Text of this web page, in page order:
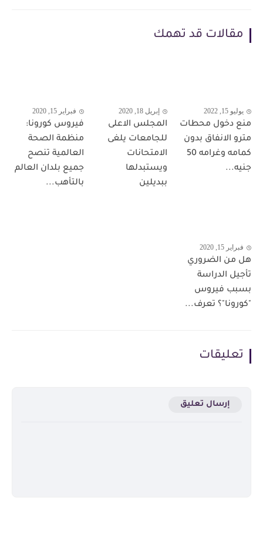
مقالات قد تهمك
يوليو 15, 2022
منع دخول محطات
مترو الانفاق بدون
كمامه وغرامه 50
جنيه...
إبريل 18, 2020
المجلس الاعلى
للجامعات يلغى
الامتحانات
ويستبدلها
ببديلين
فبراير 15, 2020
فيروس كورونا:
منظمة الصحة
العالمية تنصح
جميع بلدان العالم
بالتأهب...
فبراير 15, 2020
هل من الضروري
تأجيل الدراسة
بسبب فيروس
"كورونا"؟ تعرف...
تعليقات
إرسال تعليق